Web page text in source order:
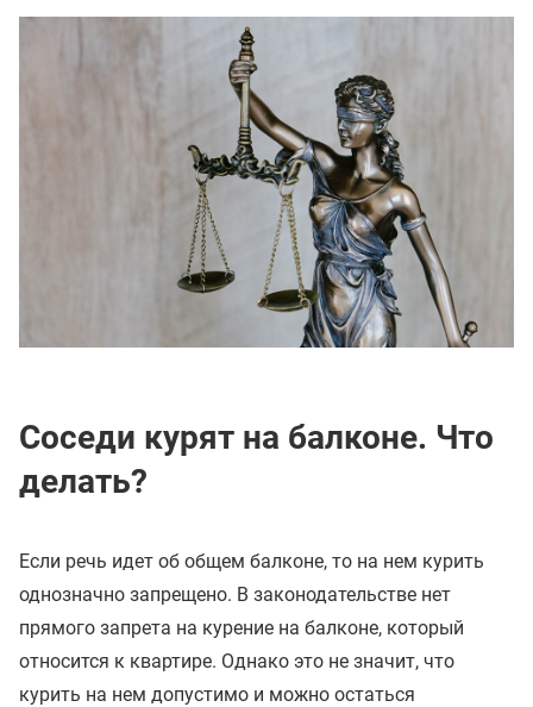
Соседи курят на балконе. Что
делать?
Если речь идет об общем балконе, то на нем курить
однозначно запрещено. В законодательстве нет
прямого запрета на курение на балконе, который
относится к квартире. Однако это не значит, что
курить на нем допустимо и можно остаться